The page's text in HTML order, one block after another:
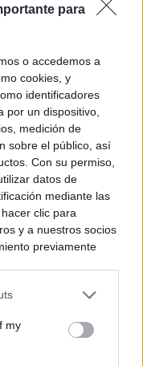
para
o accedemos a
cookies, y
identificadores
por un dispositivo,
medición de
sobre el público, así
Con su permiso,
datos de
mediante las
clic para
y a nuestros socios
previamente
que algún
el derecho de
se aplicarán
my